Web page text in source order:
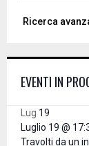
r
o
:
Ricerca
EVENTI IN
Lug 19
Luglio 19 @
Travolti da un